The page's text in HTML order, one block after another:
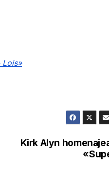
Lois»
Kirk Alyn